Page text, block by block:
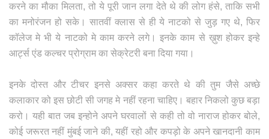
करने का मौका मिलता, तो ये पूरी जान लगा देते थे की लोग हंसे, ताकि सभी
का मनोरंजन हो सके। सातवीं क्लास से ही ये नाटको से जुड़ गए थे, फिर
कॉलेज मे भी ये नाटको मे काम करने लगे। इनके काम से ख़ुश होकर इन्हे
आर्ट्स एंड कल्चर प्रोग्राम का सेक्रेटरी बना दिया गया।
इनके दोस्त और टीचर इनसे अक्सर कहा करते थे की तुम जैसे अच्छे
कलाकार को इस छोटी सी जगह मे नहीं रहना चाहिए। बहार निकलो कुछ बड़ा
करो। यही बात जब इन्होने अपने घरवालों से कही तो वो नाराज होकर बोले,
कोई जरूरत नहीं मुंबई जाने की, यहीं रहो और कपड़ो के अपने खानदानी काम